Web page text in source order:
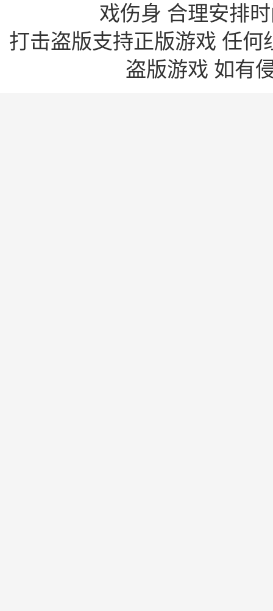
戏伤身 合理安排
打击盗版支持正版游戏 任
盗版游戏 如有